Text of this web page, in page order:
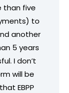
than five
to
another
5 years
I don’t
will be
EBPP